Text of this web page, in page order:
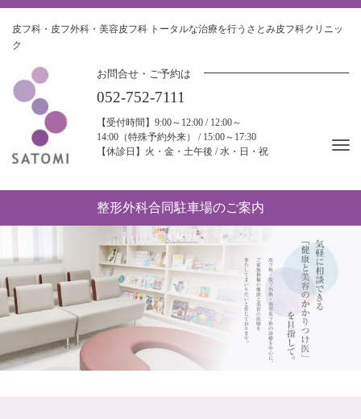
皮フ科・皮フ外科・美容皮フ科 トータルな治療を行うさとみ皮フ科クリニッ
ク
お問合せ・ご予約は
052-752-7111
【受付時間】9:00～12:00 / 12:00～
14:00（特殊予約外来） / 15:00～17:30
【休診日】火・金・土午後 / 水・日・祝
整形外科合同駐車場のご案内